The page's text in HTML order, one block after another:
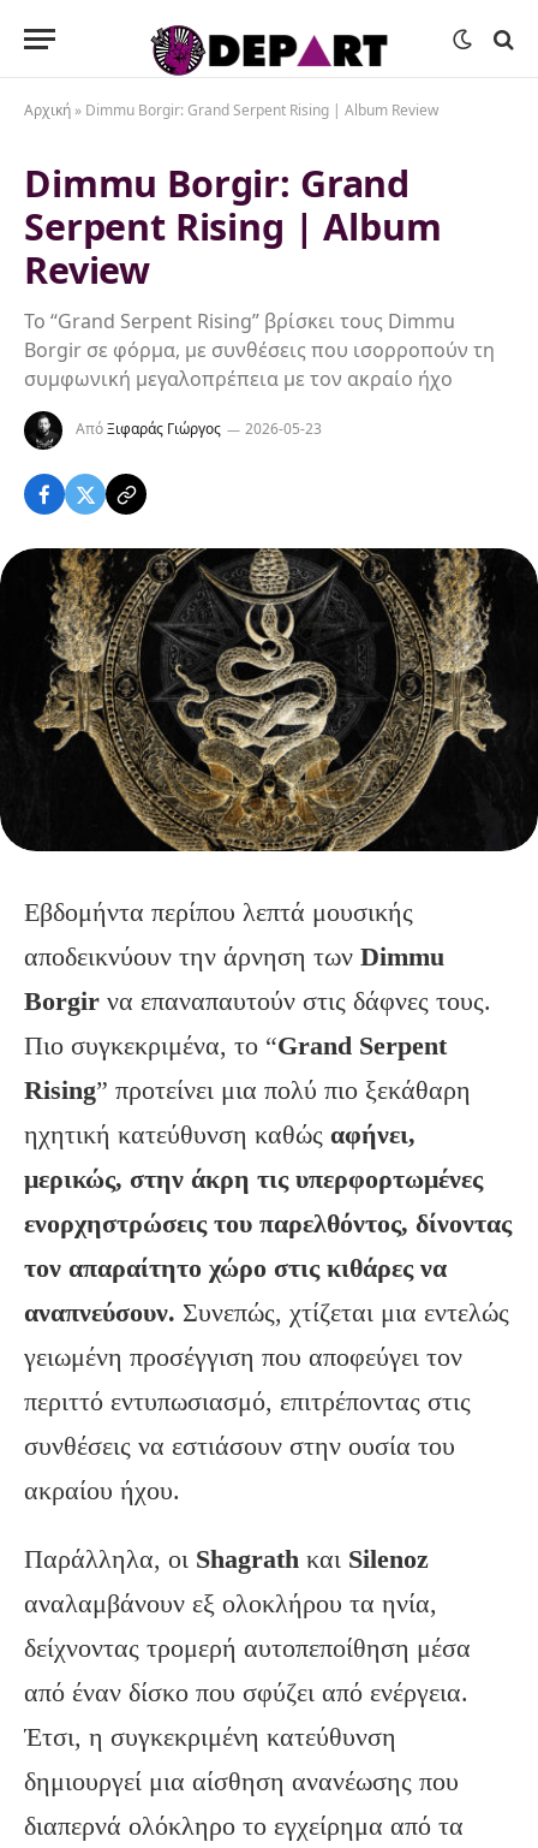
Αρχική » Dimmu Borgir: Grand Serpent Rising | Album Review
Dimmu Borgir: Grand
Serpent Rising | Album
Review
Το “Grand Serpent Rising” βρίσκει τους Dimmu
Borgir σε φόρμα, με συνθέσεις που ισορροπούν τη
συμφωνική μεγαλοπρέπεια με τον ακραίο ήχο
ΑπόΞιφαράς Γιώργος 2026-05-23
Εβδομήντα περίπου λεπτά μουσικής
αποδεικνύουν την άρνηση των Dimmu
Borgir να επαναπαυτούν στις δάφνες τους.
Πιο συγκεκριμένα, το “Grand Serpent
Rising” προτείνει μια πολύ πιο ξεκάθαρη
ηχητική κατεύθυνση καθώς αφήνει,
μερικώς, στην άκρη τις υπερφορτωμένες
ενορχηστρώσεις του παρελθόντος, δίνοντας
τον απαραίτητο χώρο στις κιθάρες να
αναπνεύσουν. Συνεπώς, χτίζεται μια εντελώς
γειωμένη προσέγγιση που αποφεύγει τον
περιττό εντυπωσιασμό, επιτρέποντας στις
συνθέσεις να εστιάσουν στην ουσία του
ακραίου ήχου.
Παράλληλα, οι Shagrath και Silenoz
αναλαμβάνουν εξ ολοκλήρου τα ηνία,
δείχνοντας τρομερή αυτοπεποίθηση μέσα
από έναν δίσκο που σφύζει από ενέργεια.
Έτσι, η συγκεκριμένη κατεύθυνση
δημιουργεί μια αίσθηση ανανέωσης που
διαπερνά ολόκληρο το εγχείρημα από τα